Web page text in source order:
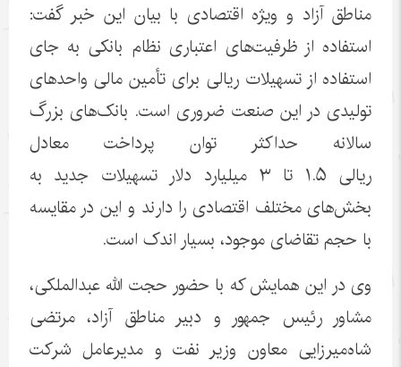
مناطق آزاد و ویژه اقتصادی با بیان این خبر گفت:
استفاده از ظرفیت‌های اعتباری نظام بانکی به جای
استفاده از تسهیلات ریالی برای تأمین مالی واحد‌های
تولیدی در این صنعت ضروری است. بانک‌های بزرگ
سالانه حداکثر توان پرداخت معادل
ریالی ۱.۵ تا ۳ میلیارد دلار تسهیلات جدید به
بخش‌های مختلف اقتصادی را دارند و این در مقایسه
با حجم تقاضای موجود، بسیار اندک است.
وی در این همایش که با حضور حجت الله عبدالملکی،
مشاور رئیس جمهور و دبیر مناطق آزاد، مرتضی
شاه‌میرزایی معاون وزیر نفت و مدیرعامل شرکت